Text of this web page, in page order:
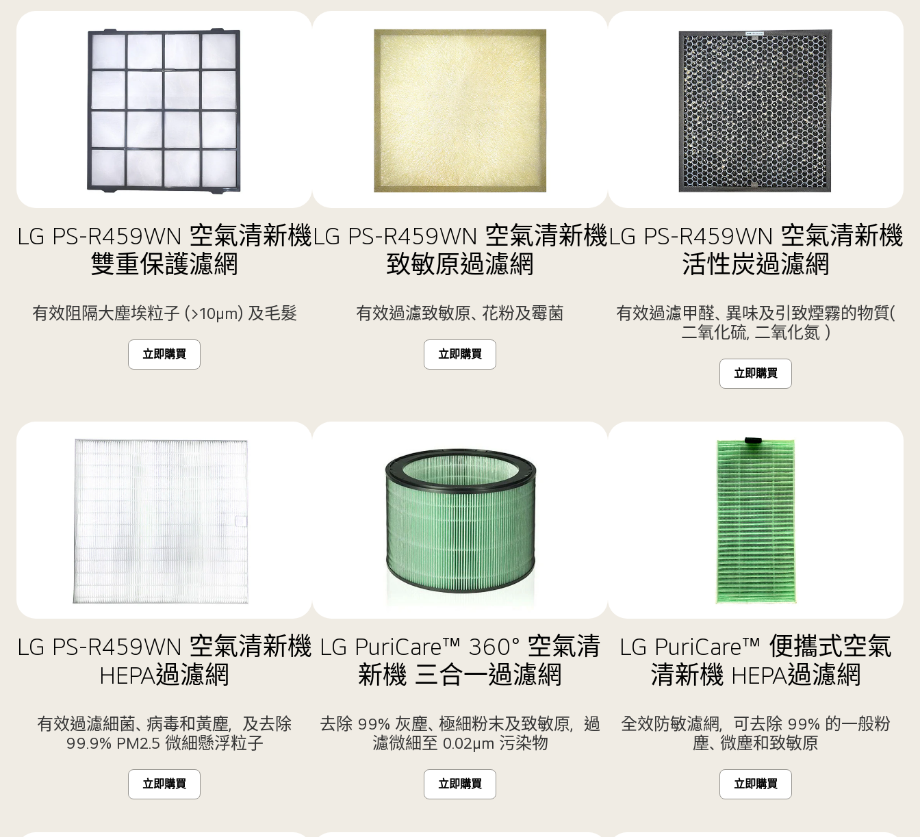
LG PS-R459WN 空氣清新機
雙重保護濾網
有效阻隔大塵埃粒子 (>10μm) 及毛髮
立即購買
LG PS-R459WN 空氣清新機
致敏原過濾網
有效過濾致敏原、花粉及霉菌
立即購買
LG PS-R459WN 空氣清新機
活性炭過濾網
有效過濾甲醛、異味及引致煙霧的物質(
二氧化硫, 二氧化氮 )
立即購買
LG PS-R459WN 空氣清新機
HEPA過濾網
有效過濾細菌、病毒和黃塵，及去除
99.9% PM2.5 微細懸浮粒子
立即購買
LG PuriCare™ 360° 空氣清
新機 三合一過濾網
去除 99% 灰塵、極細粉末及致敏原，過
濾微細至 0.02μm 污染物
立即購買
LG PuriCare™ 便攜式空氣
清新機 HEPA過濾網
全效防敏濾網，可去除 99% 的一般粉
塵、微塵和致敏原
立即購買